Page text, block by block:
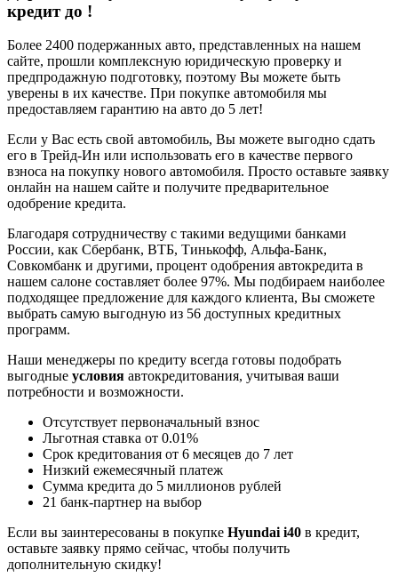
кредит до !
Более 2400 подержанных авто, представленных на нашем
сайте, прошли комплексную юридическую проверку и
предпродажную подготовку, поэтому Вы можете быть
уверены в их качестве. При покупке автомобиля мы
предоставляем гарантию на авто до 5 лет!
Если у Вас есть свой автомобиль, Вы можете выгодно сдать
его в Трейд-Ин или использовать его в качестве первого
взноса на покупку нового автомобиля. Просто оставьте заявку
онлайн на нашем сайте и получите предварительное
одобрение кредита.
Благодаря сотрудничеству с такими ведущими банками
России, как Сбербанк, ВТБ, Тинькофф, Альфа-Банк,
Совкомбанк и другими, процент одобрения автокредита в
нашем салоне составляет более 97%. Мы подбираем наиболее
подходящее предложение для каждого клиента, Вы сможете
выбрать самую выгодную из 56 доступных кредитных
программ.
Наши менеджеры по кредиту всегда готовы подобрать
выгодные условия автокредитования, учитывая ваши
потребности и возможности.
Отсутствует первоначальный взнос
Льготная ставка от 0.01%
Срок кредитования от 6 месяцев до 7 лет
Низкий ежемесячный платеж
Сумма кредита до 5 миллионов рублей
21 банк-партнер на выбор
Если вы заинтересованы в покупке Hyundai i40 в кредит,
оставьте заявку прямо сейчас, чтобы получить
дополнительную скидку!